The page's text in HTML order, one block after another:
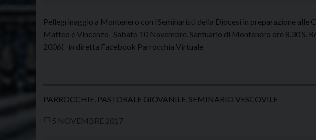
Pellegrinaggio a Montenero con i Seminaristi della Diocesi in preparazione alle
Matteo e Vincenzo Sabato 10 Novembre, Santuario di Montenero ore 8.30 S.
2006) in diretta Facebook Parrocchia Virtuale
PARROCCHIE PASTORALE GIOVANILE SEMINARIO VESCOVILE
5 NOVEMBRE 2017